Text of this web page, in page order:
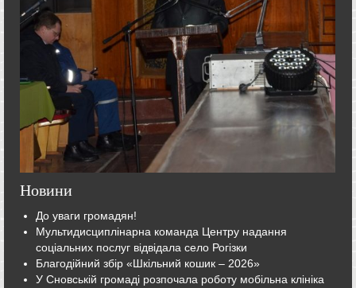
Новини
До уваги громадян!
Мультидисциплінарна команда Центру надання
соціальних послуг відвідала село Рогізки
Благодійний збір «Шкільний кошик – 2026»
У Сновській громаді розпочала роботу мобільна клініка